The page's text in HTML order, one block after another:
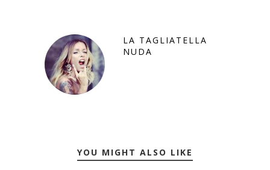
LA TAGLIATELLA
NUDA
YOU MIGHT ALSO LIKE